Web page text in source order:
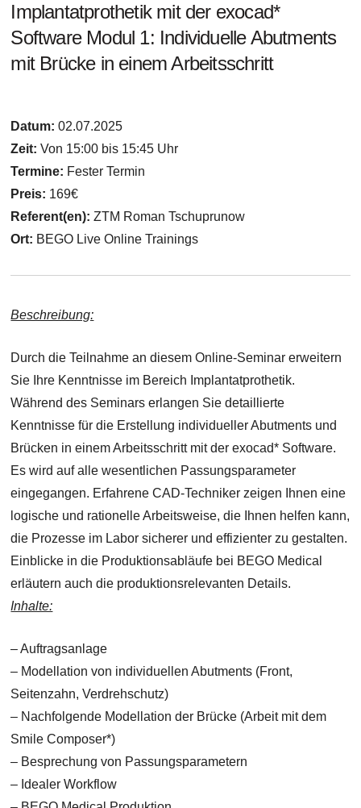
Implantatprothetik mit der exocad*
Software Modul 1: Individuelle Abutments
mit Brücke in einem Arbeitsschritt
Datum:02.07.2025
Zeit: Von 15:00 bis 15:45 Uhr
Termine: Fester Termin
Preis: 169€
Referent(en):ZTM Roman Tschuprunow
Ort: BEGO Live Online Trainings
Beschreibung:
Durch die Teilnahme an diesem Online-Seminar erweitern
Sie Ihre Kenntnisse im Bereich Implantatprothetik.
Während des Seminars erlangen Sie detaillierte
Kenntnisse für die Erstellung individueller Abutments und
Brücken in einem Arbeitsschritt mit der exocad* Software.
Es wird auf alle wesentlichen Passungsparameter
eingegangen. Erfahrene CAD-Techniker zeigen Ihnen eine
logische und rationelle Arbeitsweise, die Ihnen helfen kann,
die Prozesse im Labor sicherer und effizienter zu gestalten.
Einblicke in die Produktionsabläufe bei BEGO Medical
erläutern auch die produktionsrelevanten Details.
Inhalte:
– Auftragsanlage
– Modellation von individuellen Abutments (Front,
Seitenzahn, Verdrehschutz)
– Nachfolgende Modellation der Brücke (Arbeit mit dem
Smile Composer*)
– Besprechung von Passungsparametern
– Idealer Workflow